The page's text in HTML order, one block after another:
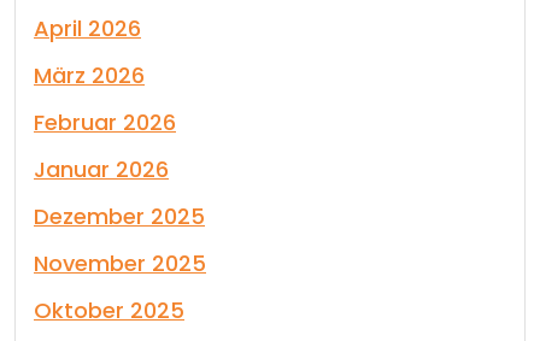
April 2026
März 2026
Februar 2026
Januar 2026
Dezember 2025
November 2025
Oktober 2025